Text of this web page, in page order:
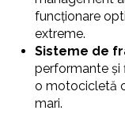
funcționare
extreme.
Sisteme de
performante și
o motocicletă
mari.